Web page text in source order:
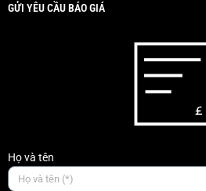
GỬI YÊU CẦU BÁO GIÁ
Họ và tên